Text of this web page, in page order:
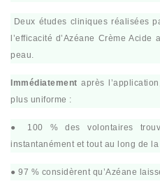
Deux études cliniques réalisées
l’efficacité d’Azéane Crème
peau.
Immédiatement après
plus uniforme :
● 100 % des volontaires
instantanément et tout au long de
● 97 % considèrent qu’Azéane